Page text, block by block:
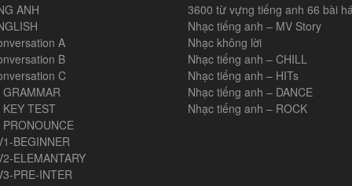
ANH
A
B
C
TEST
BEGINNER
ELEMANTARY
PRE-INTER
3600 từ vựng tiếng anh 66 bài
Nhạc tiếng anh – MV Story
Nhạc không lời
Nhạc tiếng anh – CHILL
Nhạc tiếng anh – HITs
Nhạc tiếng anh – DANCE
Nhạc tiếng anh – ROCK